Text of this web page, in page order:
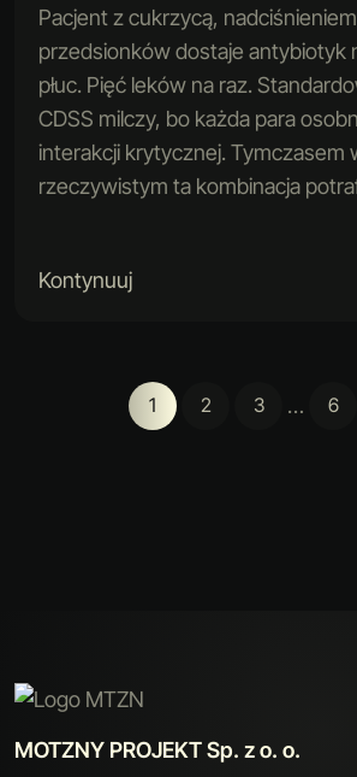
Pacjent z cukrzycą,
przedsionków dostaje antybiotyk
płuc. Pięć leków na raz.
CDSS milczy, bo każda para
interakcji krytycznej. Tymczasem
rzeczywistym ta kombinacja
Kontynuuj
1 2 3 … 6
MOTZNY PROJEKT Sp. z o. o.